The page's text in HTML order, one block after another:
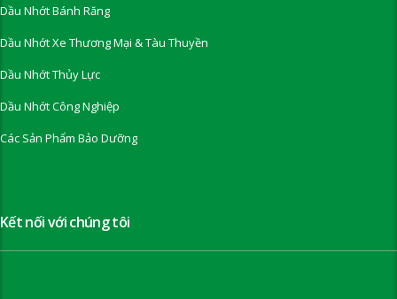
Dầu Nhớt Bánh Răng
Dầu Nhớt Xe Thương Mại & Tàu Thuyền
Dầu Nhớt Thủy Lực
Dầu Nhớt Công Nghiệp
Các Sản Phẩm Bảo Dưỡng
Kết nối với chúng tôi